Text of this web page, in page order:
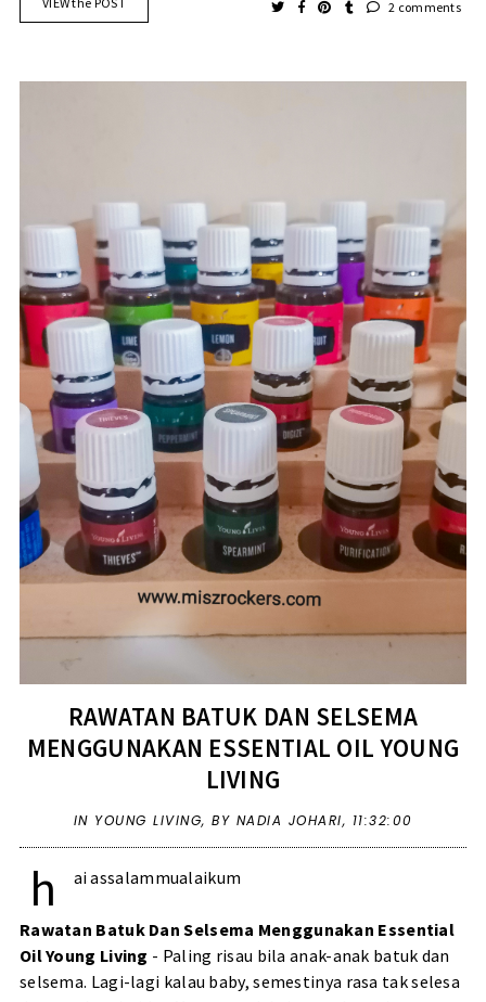
2 comments
RAWATAN BATUK DAN SELSEMA
MENGGUNAKAN ESSENTIAL OIL YOUNG
LIVING
IN YOUNG LIVING, BY NADIA JOHARI, 11:32:00
h ai assalammualaikum
Rawatan Batuk Dan Selsema Menggunakan Essential
Oil Young Living - Paling risau bila anak-anak batuk dan
selsema. Lagi-lagi kalau baby, semestinya rasa tak selesa